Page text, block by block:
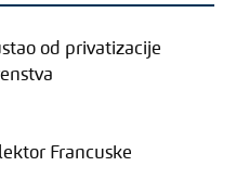
od privatizacije
Francuske